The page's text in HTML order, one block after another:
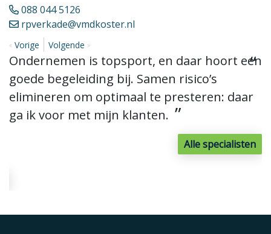
088 044 5126
rpverkade@vmdkoster.nl
Vorige Volgende
Ondernemen is topsport, en daar hoort een
goede begeleiding bij. Samen risico’s
elimineren om optimaal te presteren: daar
ga ik voor met mijn klanten.
Alle specialisten